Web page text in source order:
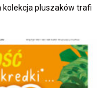
kolekcja pluszaków trafi